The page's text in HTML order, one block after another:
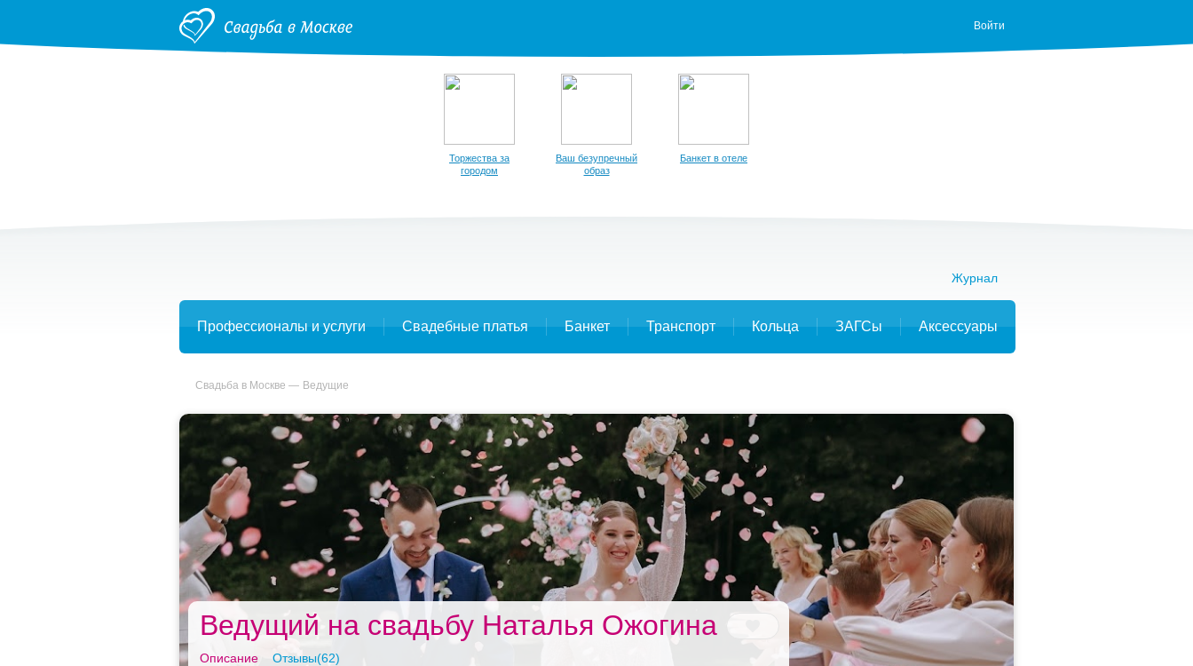
Войти
Торжества за
городом
Ваш безупречный
образ
Банкет в отеле
Журнал
Профессионалы и услуги Свадебные платья Банкет Транспорт Кольца ЗАГСы Аксессуары
Свадьба в Москве Ведущие
Ведущий на свадьбу Наталья Ожогина
Описание Отзывы(62)